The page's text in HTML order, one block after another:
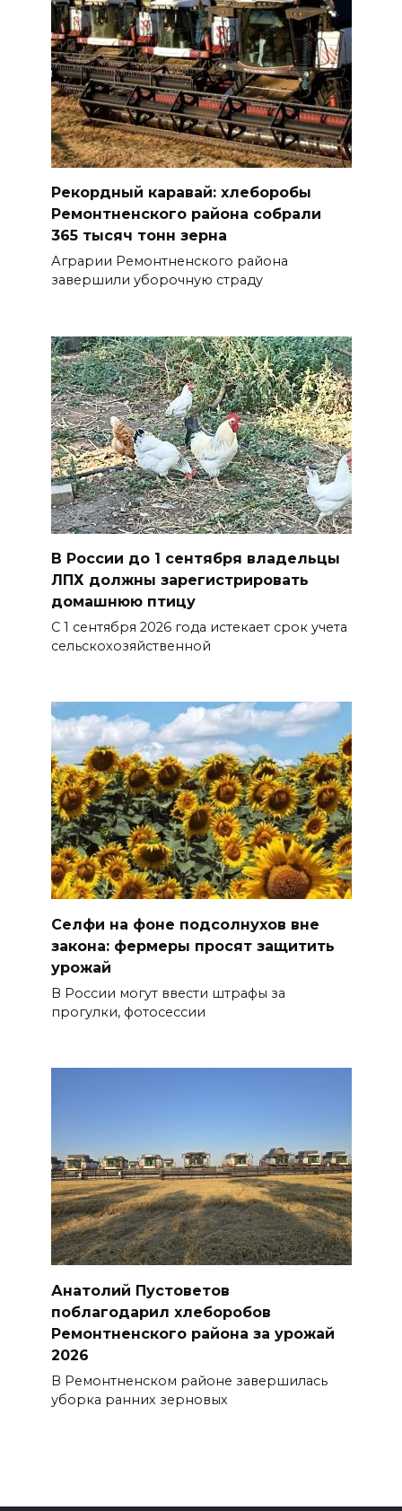
Рекордный каравай: хлеборобы
Ремонтненского района собрали
365 тысяч тонн зерна
Аграрии Ремонтненского района
завершили уборочную страду
В России до 1 сентября владельцы
ЛПХ должны зарегистрировать
домашнюю птицу
С 1 сентября 2026 года истекает срок учета
сельскохозяйственной
Селфи на фоне подсолнухов вне
закона: фермеры просят защитить
урожай
В России могут ввести штрафы за
прогулки, фотосессии
Анатолий Пустоветов
поблагодарил хлеборобов
Ремонтненского района за урожай
2026
В Ремонтненском районе завершилась
уборка ранних зерновых